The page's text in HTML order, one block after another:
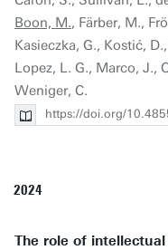
Boon, M., Färber, M.,
Kasieczka, G., Kostić,
Lopez, L. G., Marco, J.,
Weniger, C.
https://doi.org/
2024
The role of